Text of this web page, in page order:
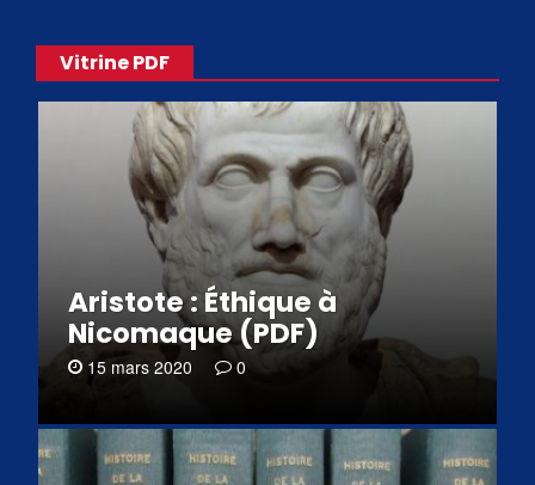
Vitrine PDF
Aristote : Éthique à
Nicomaque (PDF)
15 mars 2020 0